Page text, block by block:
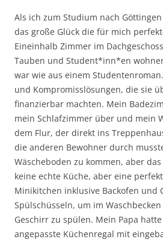
Als ich zum Studium nach
das große Glück die für mich
Eineinhalb Zimmer im
Tauben und Student*inn*en
war wie aus einem
und Kompromisslösungen, die sie
finanzierbar machten. Mein
mein Schlafzimmer über und mein
dem Flur, der direkt ins
die anderen Bewohner durch
Wäscheboden zu kommen, aber
keine echte Küche, aber eine
Minikitchen inklusive Backofen und
Spülschüsseln, um im
Geschirr zu spülen. Mein Papa
angepasste Küchenregal mit